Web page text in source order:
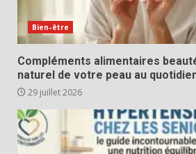
Bien-être
Compléments alimentaires
naturel de votre peau au
29 juillet 2026